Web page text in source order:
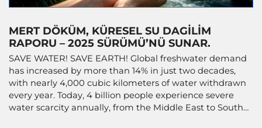
MERT DÖKÜM, KÜRESEL SU DAGILIM
RAPORU – 2025 SÜRÜMÜ’NÜ SUNAR.
SAVE WATER! SAVE EARTH! Global freshwater demand
has increased by more than 14% in just two decades,
with nearly 4,000 cubic kilometers of water withdrawn
every year. Today, 4 billion people experience severe
water scarcity annually, from the Middle East to South